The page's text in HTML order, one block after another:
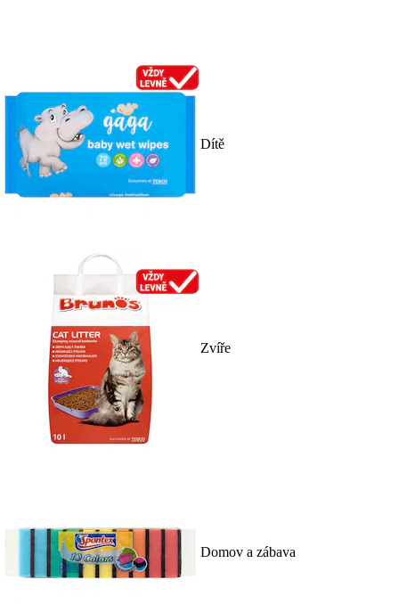
Dítě
Zvíře
Domov a zábava